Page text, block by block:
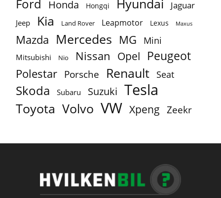
Ford Honda Hongqi Hyundai Jaguar
Jeep Kia Land Rover Leapmotor Lexus Maxus
Mazda Mercedes MG Mini
Mitsubishi Nio Nissan Opel Peugeot
Polestar Porsche Renault Seat
Skoda Subaru Suzuki Tesla
Toyota Volvo VW Xpeng Zeekr